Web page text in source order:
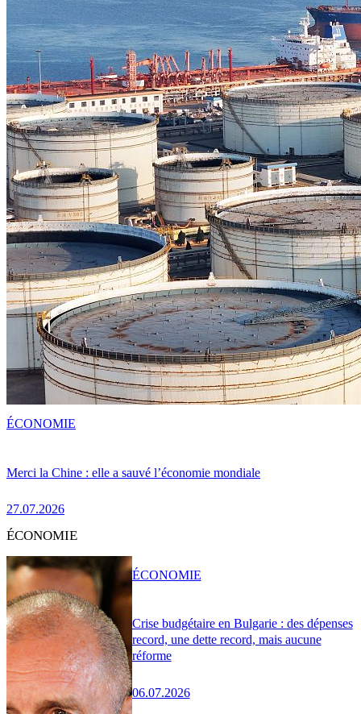
Merci la Chine : elle a sauvé l’économie mondiale
27.07.2026
ÉCONOMIE
ÉCONOMIE
Crise budgétaire en Bulgarie : des dépenses
record, une dette record, mais aucune
réforme
06.07.2026
ÉCONOMIE